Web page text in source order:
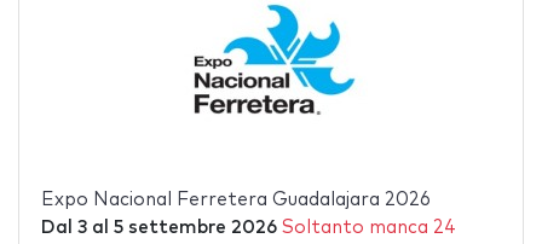
Expo Nacional Ferretera Guadalajara 2026
Dal 3al 5 settembre 2026 Soltanto manca 24